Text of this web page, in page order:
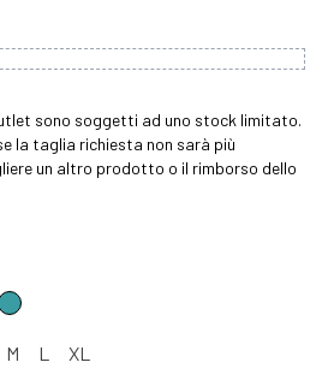
sono soggetti ad uno stock limitato.
la taglia richiesta non sarà più
un altro prodotto o il rimborso dello
M L XL